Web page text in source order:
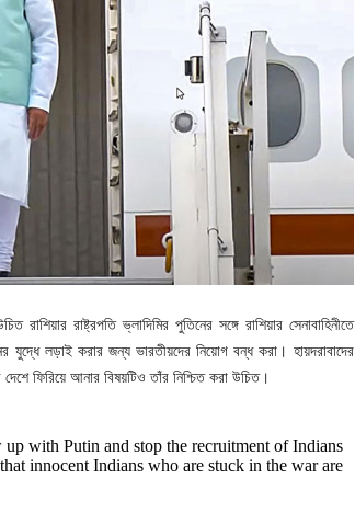
রাষ্ট্রপতি ভ্লাদিমির পুতিনের সঙ্গে রাশিয়ার সেনাবাহিনীতে
যুদ্ধে লড়াই করার জন্য ভারতীয়দের নিয়োগ বন্ধ করা। হায়দরাবাদের
ফিরিয়ে আনার বিষয়টিও তাঁর নিশ্চিত করা উচিত।
with Putin and stop the recruitment of Indians
innocent Indians who are stuck in the war are